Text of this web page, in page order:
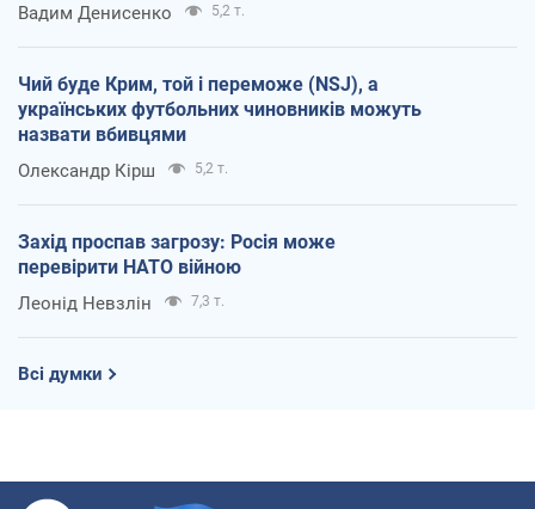
Вадим Денисенко 5,2 т.
Чий буде Крим, той і переможе (NSJ), а
українських футбольних чиновників можуть
назвати вбивцями
Олександр Кірш 5,2 т.
Захід проспав загрозу: Росія може
перевірити НАТО війною
Леонід Невзлін 7,3 т.
Всі думки